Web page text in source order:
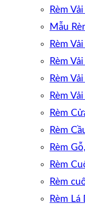
Rèm
Mẫu
Rèm
Rèm
Rèm
Rèm
Rèm
Rèm
Rèm
Rèm
Rèm
Rèm Lá